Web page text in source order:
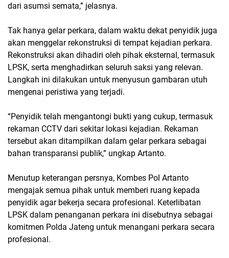
dari asumsi semata,” jelasnya.
Tak hanya gelar perkara, dalam waktu dekat penyidik juga
akan menggelar rekonstruksi di tempat kejadian perkara.
Rekonstruksi akan dihadiri oleh pihak eksternal, termasuk
LPSK, serta menghadirkan seluruh saksi yang relevan.
Langkah ini dilakukan untuk menyusun gambaran utuh
mengenai peristiwa yang terjadi.
“Penyidik telah mengantongi bukti yang cukup, termasuk
rekaman CCTV dari sekitar lokasi kejadian. Rekaman
tersebut akan ditampilkan dalam gelar perkara sebagai
bahan transparansi publik,” ungkap Artanto.
Menutup keterangan persnya, Kombes Pol Artanto
mengajak semua pihak untuk memberi ruang kepada
penyidik agar bekerja secara profesional. Keterlibatan
LPSK dalam penanganan perkara ini disebutnya sebagai
komitmen Polda Jateng untuk menangani perkara secara
profesional.